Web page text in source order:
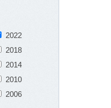
2022
2018
2014
2010
2006